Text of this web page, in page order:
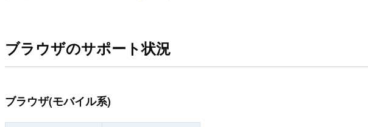
ブラウザのサポート状況
ブラウザ(モバイル系)